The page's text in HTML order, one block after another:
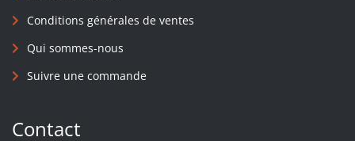
Conditions générales de ventes
Qui sommes-nous
Suivre une commande
Contact